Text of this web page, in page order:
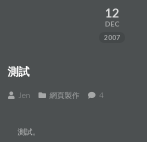
12
DEC
2007
測試
Jen 網頁製作 4
測試。